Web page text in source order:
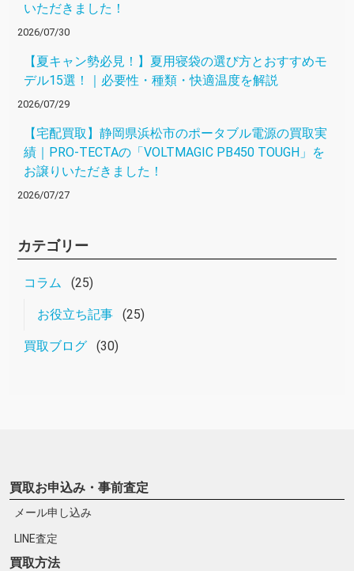
いただきました！
2026/07/30
【夏キャン勢必見！】夏用寝袋の選び方とおすすめモ
デル15選！｜必要性・種類・快適温度を解説
2026/07/29
【宅配買取】静岡県浜松市のポータブル電源の買取実
績｜PRO-TECTAの「VOLTMAGIC PB450 TOUGH」を
お譲りいただきました！
2026/07/27
カテゴリー
コラム (25)
お役立ち記事 (25)
買取ブログ (30)
買取お申込み・事前査定
メール申し込み
LINE査定
買取方法